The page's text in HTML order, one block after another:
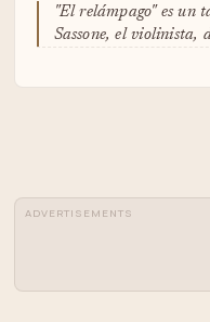
"El relámpago" es un
Sassone, el violinista,
ADVERTISEMENTS